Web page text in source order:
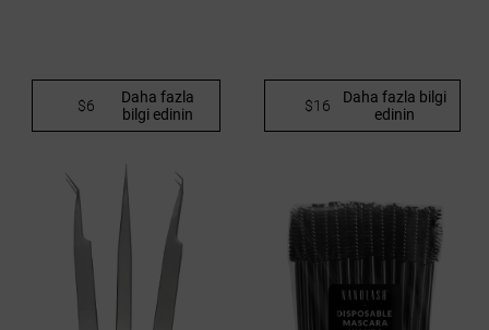
$6
Daha fazla
bilgi edinin
$16
Daha fazla bilgi
edinin